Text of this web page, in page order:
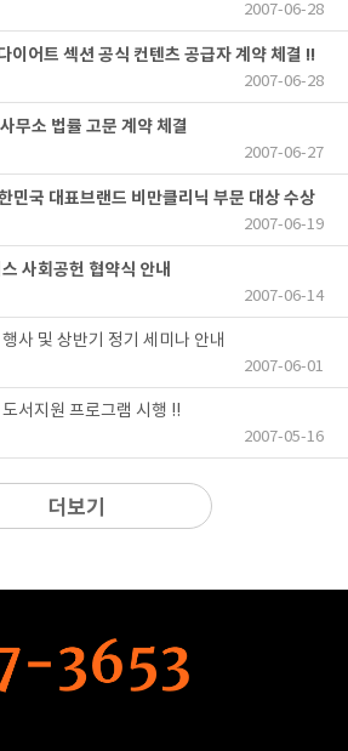
2007-06-28
어트 섹션 공식 컨텐츠 공급자 계약 체결 !!
2007-06-28
무소 법률 고문 계약 체결
2007-06-27
국 대표브랜드 비만클리닉 부문 대상 수상
2007-06-19
사회공헌 협약식 안내
2007-06-14
사 및 상반기 정기 세미나 안내
2007-06-01
서지원 프로그램 시행 !!
2007-05-16
더보기